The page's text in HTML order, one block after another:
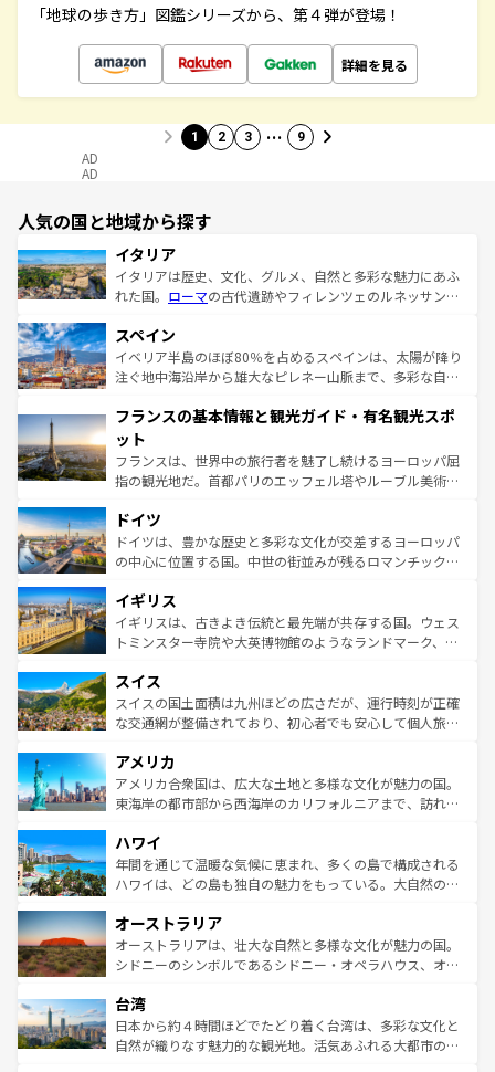
「地球の歩き方」図鑑シリーズから、第４弾が登場！
詳細を見る
1 2 3 … 9
AD
AD
人気の国と地域から探す
イタリア
イタリアは歴史、文化、グルメ、自然と多彩な魅力にあふ
れた国。 ローマの古代遺跡やフィレンツェのルネッサンス
ろん、トスカーナの美しい田園風景やアマルフィ海岸の絶
景など、自然景観も見逃せない。観光の合間には、本場の
ピザやパスタなど、絶品のイタリア料理を堪能することも
ませてくれるイタリアで、忘れられない旅をしてみよう！
なお、新着のイタリア情報は
しい。
スペイン
イベリア半島のほぼ80％を占めるスペインは、太陽が降り
注ぐ地中海沿岸から雄大なピレネー山脈まで、多彩な自然
文化が根付くこの国では、情熱的なフラメンコ、熱気あふ
れる闘牛、そして美味しいタパスが生活の一部となってい
る。首都マドリードの洗練された雰囲気や、バルセロナの
アートに溢れた街角から、地方では古代ローマ遺跡や中世
せる。地方によって風土や気候が異なるスペインはその個
性で訪れる人を魅了する。 なお、新着のスペイン情報は コ
ンテンツ一覧を参照してほしい。
フランスの基本情報と観光ガイド・有名観光スポ
ット
フランスは、世界中の旅行者を魅了し続けるヨーロッパ屈
指の観光地だ。首都パリのエッフェル塔やルーブル美術館
で、幅広い魅力が詰まっている。華麗な宮殿、歴史的な大
聖堂、美しいビーチ、そして豊かな自然が、訪れる者を心
から魅了する。また、フランスは美食の国としても知ら
いる。シャンパンの発祥地であるランス、プロヴァンスの
香り高いラベンダー畑など、多彩な楽しみ方が可能だ。さ
らに、パリ以外の地域にも魅力が溢れており、どの街角に
れる地方に足を運ぶとそれぞれで全く異なる文化を体験で
きるだろう。 なお、新着のフランス情報はコンテンツ一覧
を参照してほしい。
ドイツ
ドイツは、豊かな歴史と多彩な文化が交差するヨーロッパ
の中心に位置する国。中世の街並みが残るロマンチック街
顔を持つこの国は、どこを歩いても飽きることがない。ベ
ルリンの文化的活気、バイエルン州のアルプスの絶景、そ
してライン川沿いのワイン畑といった風景は必見。ビール
は、お酒好きな人にはぜひ体験してほしい。 なお、新着の
ドイツ情報はコンテンツ一覧を参照してほしい。
イギリス
イギリスは、古きよき伝統と最先端が共存する国。ウェス
トミンスター寺院や大英博物館のようなランドマーク、歴
リアごとに異なる魅力がある。また、優雅なアフタヌーン
ティー、ビール好きにはたまらない英国パブ、サッカー観
戦など、本場だからこそできる体験も豊富。イギリスを旅
ンツ一覧を参照してほしい。
スイス
スイスの国土面積は九州ほどの広さだが、運行時刻が正確
な交通網が整備されており、初心者でも安心して個人旅行
の建物がそのまま残る町や、スイスならではのユニークな
博物館もあり、アルプス観光だけでなく町歩きも満喫する
ことができる。国民の所得が高いため物価も高いが、旅行
ば市内交通費無料で観光を楽しむこともできる。 なお、新
着のスイス情報はコンテンツ一覧 を参照してほしい。
アメリカ
アメリカ合衆国は、広大な土地と多様な文化が魅力の国。
東海岸の都市部から西海岸のカリフォルニアまで、訪れる
のような巨大都市は、観光、ショッピング、エンターテイ
ンメントが詰まった刺激的なスポットだ。一方、アメリカ
西部には大自然が広がり、グランドキャニオンやイエロー
部のニューオーリンズでは、音楽と美食が融合した独特の
文化が魅力。旅行者はアメリカの各地域で異なる魅力を楽
しみながら、その多様性と豊かな歴史を感じることができ
ならではの贅沢な旅のスタイルだ。 なお、新着のアメリカ
情報はコンテンツ一覧を参照してほしい。
ハワイ
年間を通じて温暖な気候に恵まれ、多くの島で構成される
ハワイは、どの島も独自の魅力をもっている。大自然の神
ワイ島は見逃せない。また、定番の観光地といえばオアフ
島だが、静かな自然を求めるならマウイ島やカウアイ島が
おすすめ。エメラルドグリーンに輝く海をはじめ、豊かな
れるおもてなしの心で訪れる人々を迎えてくれるハワイの
人々、おいしいローカルフードやハワイアンミュージッ
ク、伝統的なフラダンスなど、すべてがハワイの魅力を彩
オーストラリア
オーストラリアは、壮大な自然と多様な文化が魅力の国。
シドニーのシンボルであるシドニー・オペラハウス、オー
リアリーフや大陸中央部にそびえるウルル（エアーズロッ
ク）、タスマニアの美しい原生林やケアンズの熱帯雨林な
ど、見どころがたくさん。また、カフェやワイン、オージ
台湾
日本から約４時間ほどでたどり着く台湾は、多彩な文化と
自然が織りなす魅力的な観光地。活気あふれる大都市の台